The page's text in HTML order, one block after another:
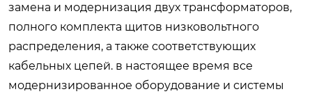
замена и модернизация двух трансформаторов,
полного комплекта щитов низковольтного
распределения, а также соответствующих
кабельных цепей. в настоящее время все
модернизированное оборудование и системы